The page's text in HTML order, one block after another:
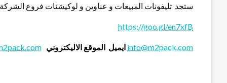
ستجد تليفونات المبيعات و عناوين و لوكيشنات فروع
https://goo.gl/en7xfB
info@m2pack.com ايميل الموقع الاليكتروني